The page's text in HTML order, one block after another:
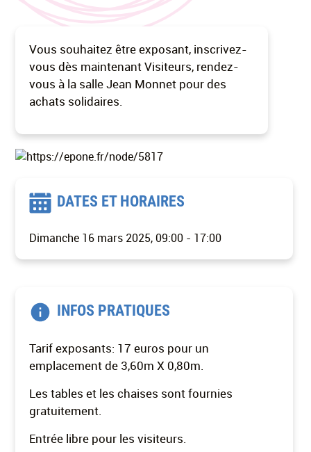
Vous souhaitez être exposant, inscrivez-
vous dès maintenant Visiteurs, rendez-
vous à la salle Jean Monnet pour des
achats solidaires.
DATES ET HORAIRES
Dimanche 16 mars 2025, 09:00 - 17:00
INFOS PRATIQUES
Tarif exposants: 17 euros pour un
emplacement de 3,60m X 0,80m.
Les tables et les chaises sont fournies
gratuitement.
Entrée libre pour les visiteurs.